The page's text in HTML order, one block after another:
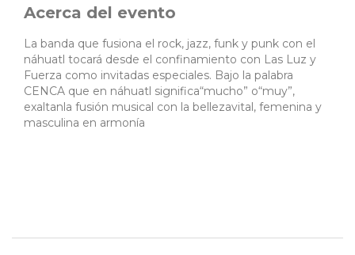
Acerca del evento
La banda que fusiona el rock, jazz, funk y punk con el
náhuatl tocará desde el confinamiento con Las Luz y
Fuerza como invitadas especiales. Bajo la palabra
CENCA que en náhuatl significa“mucho” o“muy”,
exaltanla fusión musical con la bellezavital, femenina y
masculina en armonía